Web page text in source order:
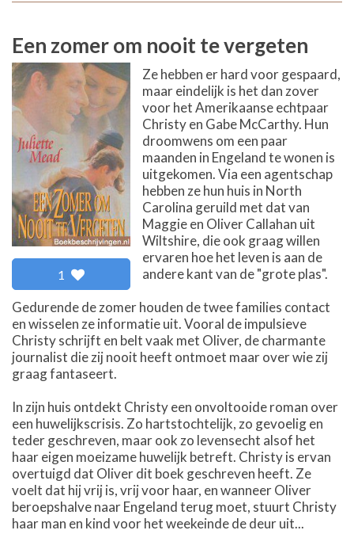
Een zomer om nooit te vergeten
1
Ze hebben er hard voor gespaard,
maar eindelijk is het dan zover
voor het Amerikaanse echtpaar
Christy en Gabe McCarthy. Hun
droomwens om een paar
maanden in Engeland te wonen is
uitgekomen. Via een agentschap
hebben ze hun huis in North
Carolina geruild met dat van
Maggie en Oliver Callahan uit
Wiltshire, die ook graag willen
ervaren hoe het leven is aan de
andere kant van de "grote plas".
Gedurende de zomer houden de twee families contact
en wisselen ze informatie uit. Vooral de impulsieve
Christy schrijft en belt vaak met Oliver, de charmante
journalist die zij nooit heeft ontmoet maar over wie zij
graag fantaseert.
In zijn huis ontdekt Christy een onvoltooide roman over
een huwelijkscrisis. Zo hartstochtelijk, zo gevoelig en
teder geschreven, maar ook zo levensecht alsof het
haar eigen moeizame huwelijk betreft. Christy is ervan
overtuigd dat Oliver dit boek geschreven heeft. Ze
voelt dat hij vrij is, vrij voor haar, en wanneer Oliver
beroepshalve naar Engeland terug moet, stuurt Christy
haar man en kind voor het weekeinde de deur uit...